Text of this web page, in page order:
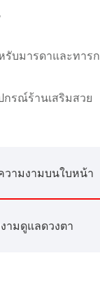
รับมารดาและทารก
กรณ์ร้านเสริมสวย
วามงามบนใบหน้า
ามดูแลดวงตา